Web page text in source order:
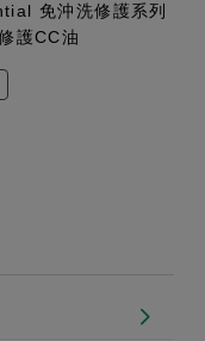
免沖洗修護系列
護CC油